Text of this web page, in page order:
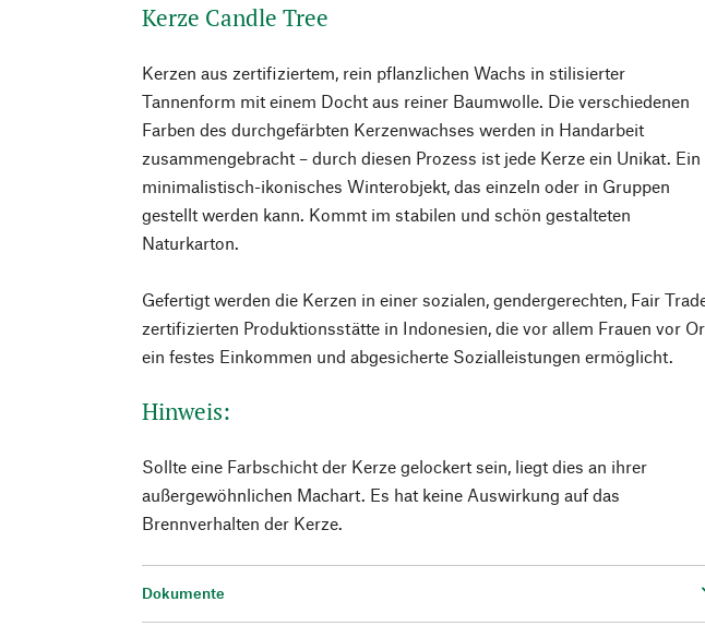
Kerze Candle Tree
Kerzen aus zertifiziertem, rein pflanzlichen Wachs in stilisierter
Tannenform mit einem Docht aus reiner Baumwolle. Die verschiedenen
Farben des durchgefärbten Kerzenwachses werden in Handarbeit
zusammengebracht – durch diesen Prozess ist jede Kerze ein Unikat. Ein
minimalistisch-ikonisches Winterobjekt, das einzeln oder in Gruppen
gestellt werden kann. Kommt im stabilen und schön gestalteten
Naturkarton.
Gefertigt werden die Kerzen in einer sozialen, gendergerechten, Fair
zertifizierten Produktionsstätte in Indonesien, die vor allem Frauen vor
ein festes Einkommen und abgesicherte Sozialleistungen ermöglicht.
Hinweis:
Sollte eine Farbschicht der Kerze gelockert sein, liegt dies an ihrer
außergewöhnlichen Machart. Es hat keine Auswirkung auf das
Brennverhalten der Kerze.
Dokumente